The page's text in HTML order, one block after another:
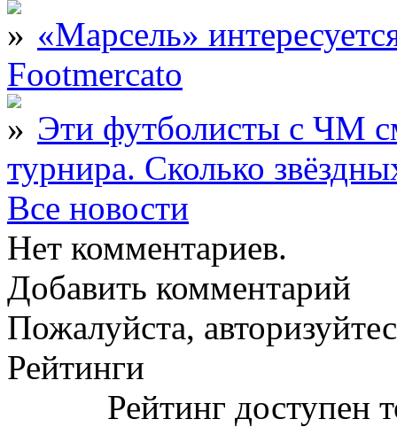
«Марсель»
Footmercato
Эти футболисты с ЧМ
турнира. Сколько
Все новости
Нет комментариев.
Добавить комментарий
Пожалуйста,
Рейтинги
Рейтинг доступен